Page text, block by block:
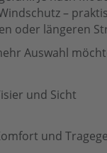
–
oder längeren
Auswahl